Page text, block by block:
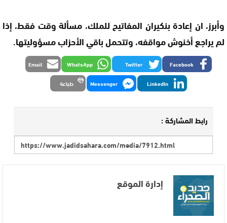
وأبرز، ان إعادة بنكيران المفاتيح للملك، مسألة وقت فقط، إذا
لم يراجع أخنوش مواقفه، وتتحمل باقي الأحزاب مسؤوليتها.
Facebook
Twitter
WhatsApp
Email
LinkedIn
Messenger طباعة
رابط المشاركة :
إدارة الموقع